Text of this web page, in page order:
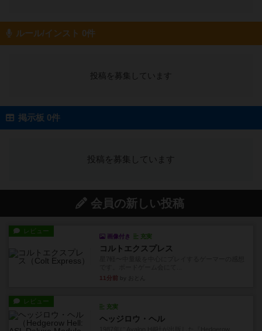
ルール/インスト 0件
投稿を募集しています
掲示板 0件
投稿を募集しています
会員の新しい投稿
レビュー
画像付き 充実
コルトエクスプレス
11分前
レビュー
充実
ヘッジロウ・ヘル